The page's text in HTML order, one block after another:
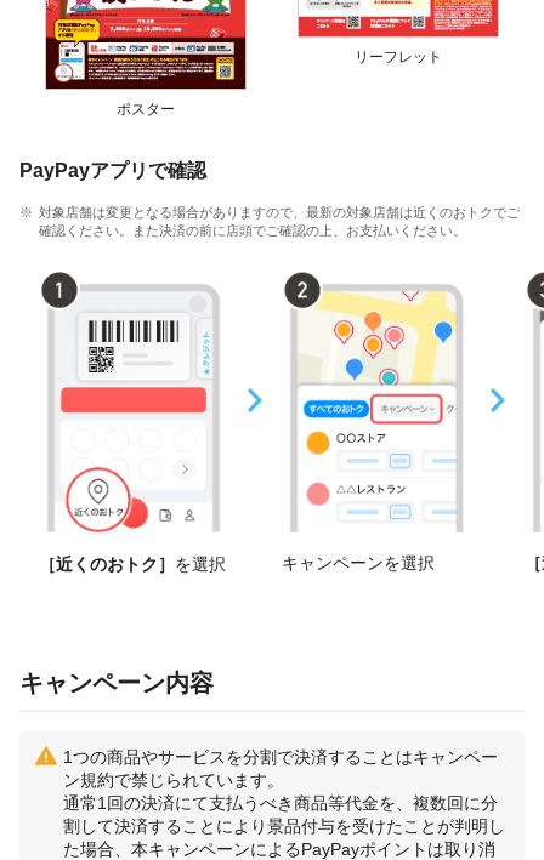
ポスター
リーフレット
PayPayアプリで確認
対象店舗は変更となる場合がありますので、最新の対象店舗は近くのおトクでご
確認ください。また決済の前に店頭でご確認の上、お支払いください。
［近くのおトク］ を選択 キャンペーンを選択
キャンペーン内容
1つの商品やサービスを分割で決済することはキャンペー
ン規約で禁じられています。
通常1回の決済にて支払うべき商品等代金を、複数回に分
割して決済することにより景品付与を受けたことが判明し
た場合、本キャンペーンによるPayPayポイントは取り消